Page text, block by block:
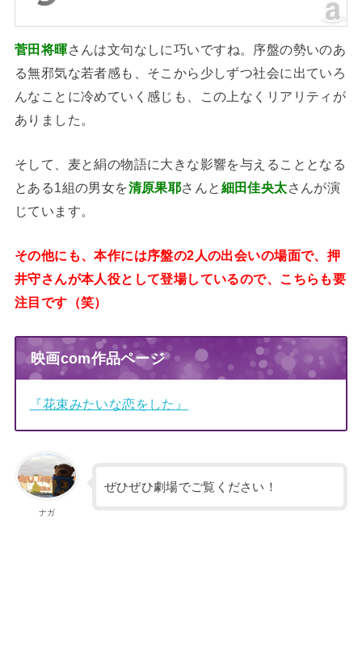
菅田将暉さんは文句なしに巧いですね。序盤の勢いのあ
る無邪気な若者感も、そこから少しずつ社会に出ていろ
んなことに冷めていく感じも、この上なくリアリティが
ありました。
そして、麦と絹の物語に大きな影響を与えることとなる
とある1組の男女を清原果耶さんと 細田佳央太さんが演
じています。
その他にも、本作には序盤の2人の出会いの場面で、押
井守さんが本人役として登場しているので、こちらも要
注目です（笑）
映画com作品ページ
『花束みたいな恋をした』
ナガ
ぜひぜひ劇場でご覧ください！